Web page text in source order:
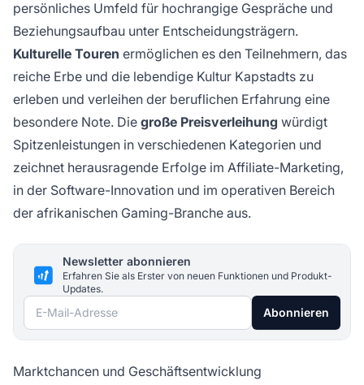
persönliches Umfeld für hochrangige Gespräche und
Beziehungsaufbau unter Entscheidungsträgern.
Kulturelle Touren ermöglichen es den Teilnehmern, das
reiche Erbe und die lebendige Kultur Kapstadts zu
erleben und verleihen der beruflichen Erfahrung eine
besondere Note. Die große Preisverleihung würdigt
Spitzenleistungen in verschiedenen Kategorien und
zeichnet herausragende Erfolge im Affiliate-Marketing,
in der Software-Innovation und im operativen Bereich
der afrikanischen Gaming-Branche aus.
Newsletter abonnieren
Erfahren Sie als Erster von neuen Funktionen und Produkt-
Updates.
E-Mail-Adresse Abonnieren
Marktchancen und Geschäftsentwicklung